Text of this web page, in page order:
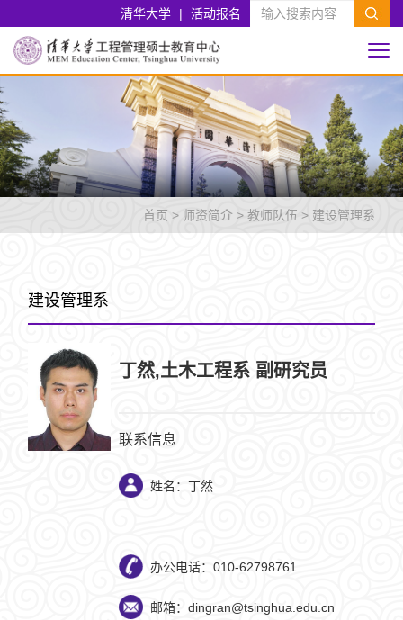
清华大学 | 活动报名
首页 > 师资简介 >教师队伍 > 建设管理系
建设管理系
丁然,土木工程系 副研究员
联系信息
姓名：丁然
办公电话：010-62798761
邮箱：dingran@tsinghua.edu.cn